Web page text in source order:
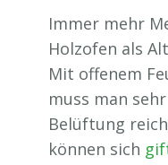
Immer mehr
Holzofen als
Mit offenem
muss man
Belüftung
können sich